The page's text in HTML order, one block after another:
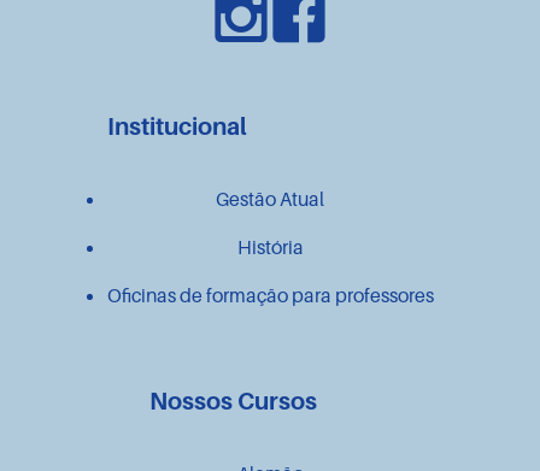
Institucional
Gestão Atual
História
Oficinas de formação para professores
Nossos Cursos